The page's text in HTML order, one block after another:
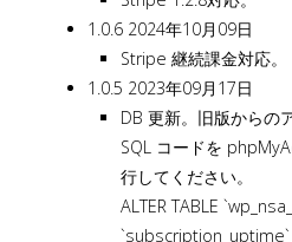
1.0.6 2024年10月09日
Stripe 継続課金対応。
1.0.5 2023年09月17日
DB 更新。旧版からの
SQL コードを
行してください。
ALTER TABLE